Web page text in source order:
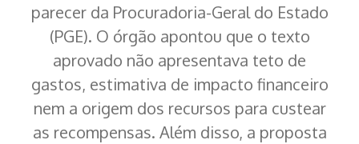
parecer da Procuradoria-Geral do Estado
(PGE). O órgão apontou que o texto
aprovado não apresentava teto de
gastos, estimativa de impacto financeiro
nem a origem dos recursos para custear
as recompensas. Além disso, a proposta